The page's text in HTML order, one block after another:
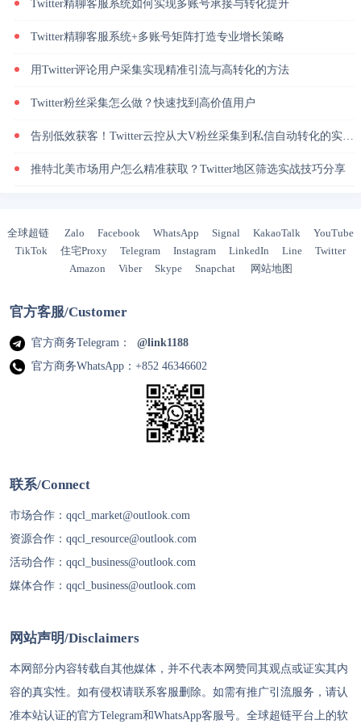
Twitter精聊客服系统如何实现多账号承接与转化提升
Twitter精聊客服系统+多账号矩阵打造专业增长策略
用Twitter评论用户采集实现精准引流与高转化的方法
Twitter粉丝采集怎么做？快速找到高价值用户
告别低效获客！Twitter云控从大V粉丝采集到私信自动转化的实操闭环
推特北美市场用户怎么精准获取？Twitter地区筛选实战技巧分享
全球超链 Zalo Facebook WhatsApp Signal KakaoTalk
YouTube
TikTok
住宅Proxy Telegram Instagram LinkedIn Line
Twitter
Amazon
Viber Skype Snapchat 网站地图
官方客服/Customer
官方商务Telegram：
@link1188
官方商务WhatsApp：+852 46346602
联系/Connect
市场合作： qqcl_market@outlook.com
资源合作： qqcl_resource@outlook.com
活动合作： qqcl_business@outlook.com
媒体合作： qqcl_business@outlook.com
网站声明/Disclaimers
本网部分内容转载自其他媒体，并不代表本网赞同其观点或证实其内
容的真实性。如有侵权请联系客服删除。如需有推广引流服务，请认
准本站认证的官方Telegram和WhatsApp客服号。 全球超链平台上的软